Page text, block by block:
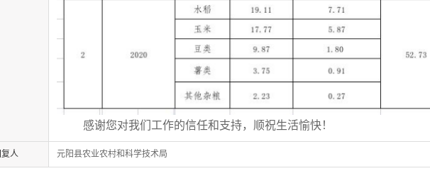
感谢您对我们工作的信任和支持，顺祝生活愉快！
人 元阳县农业农村和科学技术局